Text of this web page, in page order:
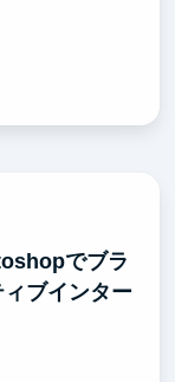
でブラ
ブインター